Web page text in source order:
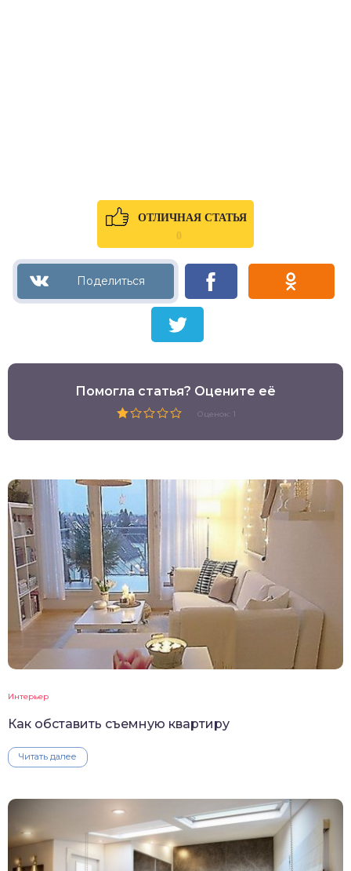
ОТЛИЧНАЯ СТАТЬЯ
0
Помогла статья? Оцените её
Оценок: 1
Интерьер
Как обставить съемную квартиру
Читать далее